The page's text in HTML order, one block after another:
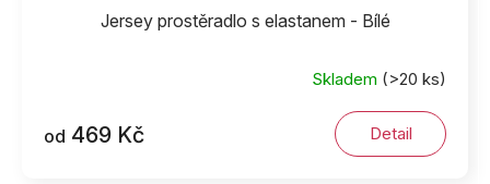
Jersey prostěradlo s elastanem - Bílé
Skladem (>20 ks)
od 469 Kč Detail